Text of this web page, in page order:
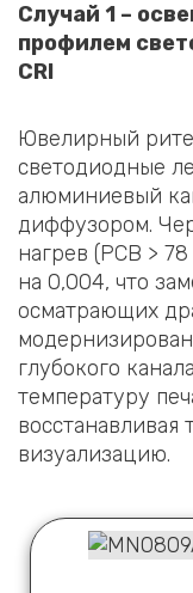
Случай 1 –
профилем
CRI
Ювелирный
светодиодные
алюминиевый
диффузором.
нагрев (PCB >
на 0,004, что
осматрающих
глубокого
температуру
визуализацию.